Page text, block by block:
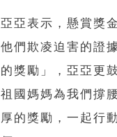
亞亞表示，懸賞獎
他們欺凌迫害的證
的獎勵」，亞亞更
祖國媽媽為我們撐
厚的獎勵，一起行